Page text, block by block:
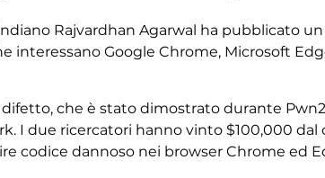
Rajvardhan Agarwal ha pubblicato
interessano Google Chrome, Microsoft
che è stato dimostrato durante
I due ricercatori hanno vinto $100,000
codice dannoso nei browser Chrome ed